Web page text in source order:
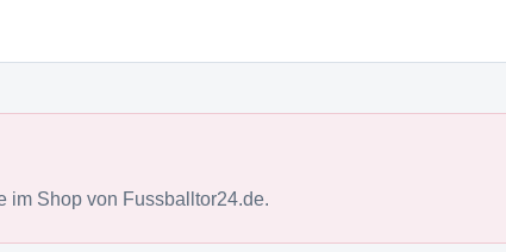
im Shop von Fussballtor24.de.